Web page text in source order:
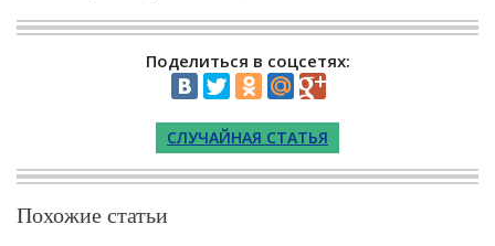
Поделиться в соцсетях:
СЛУЧАЙНАЯ СТАТЬЯ
Похожие статьи